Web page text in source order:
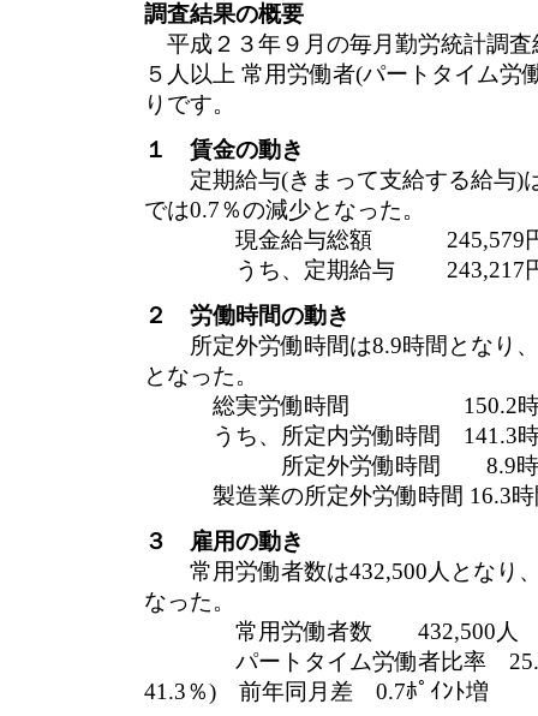
調査結果の概要
平成２３年９月の毎月勤労統計調
５人以上 常用労働者(パートタイム労
りです。
１ 賃金の動き
定期給与(きまって支給する給与)
では0.7％の減少となった。
現金給与総額 245,579円
うち、定期給与 243,217円
２ 労働時間の動き
所定外労働時間は8.9時間となり、
となった。
総実労働時間 150.2時間
うち、所定内労働時間 141.3
所定外労働時間 8.9時間
製造業の所定外労働時間 16.3時
３ 雇用の動き
常用労働者数は432,500人となり
なった。
常用労働者数 432,500人
パートタイム労働者比率 25.7
41.3％) 前年同月差 0.7ﾎﾟｲﾝﾄ増